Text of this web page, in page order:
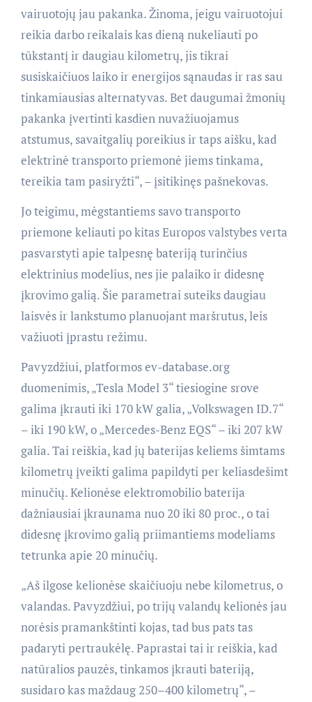
vairuotojų jau pakanka. Žinoma, jeigu vairuotojui
reikia darbo reikalais kas dieną nukeliauti po
tūkstantį ir daugiau kilometrų, jis tikrai
susiskaičiuos laiko ir energijos sąnaudas ir ras sau
tinkamiausias alternatyvas. Bet daugumai žmonių
pakanka įvertinti kasdien nuvažiuojamus
atstumus, savaitgalių poreikius ir taps aišku, kad
elektrinė transporto priemonė jiems tinkama,
tereikia tam pasiryžti“, – įsitikinęs pašnekovas.
Jo teigimu, mėgstantiems savo transporto
priemone keliauti po kitas Europos valstybes verta
pasvarstyti apie talpesnę bateriją turinčius
elektrinius modelius, nes jie palaiko ir didesnę
įkrovimo galią. Šie parametrai suteiks daugiau
laisvės ir lankstumo planuojant maršrutus, leis
važiuoti įprastu režimu.
Pavyzdžiui, platformos ev-database.org
duomenimis, „Tesla Model 3“ tiesiogine srove
galima įkrauti iki 170 kW galia, „Volkswagen ID.7“
– iki 190 kW, o „Mercedes-Benz EQS“ – iki 207 kW
galia. Tai reiškia, kad jų baterijas keliems šimtams
kilometrų įveikti galima papildyti per keliasdešimt
minučių. Kelionėse elektromobilio baterija
dažniausiai įkraunama nuo 20 iki 80 proc., o tai
didesnę įkrovimo galią priimantiems modeliams
tetrunka apie 20 minučių.
„Aš ilgose kelionėse skaičiuoju nebe kilometrus, o
valandas. Pavyzdžiui, po trijų valandų kelionės jau
norėsis pramankštinti kojas, tad bus pats tas
padaryti pertraukėlę. Paprastai tai ir reiškia, kad
natūralios pauzės, tinkamos įkrauti bateriją,
susidaro kas maždaug 250–400 kilometrų“, –